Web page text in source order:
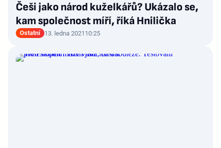
Češi jako národ kuželkářů? Ukázalo se,
kam společnost míří, říká Hnilička
Ostatní 13. ledna 2021 10:25